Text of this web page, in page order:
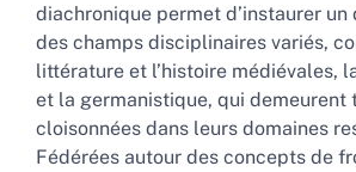
diachronique permet d’instaurer
des champs disciplinaires variés,
littérature et l’histoire médiévales,
et la germanistique, qui demeurent
cloisonnées dans leurs domaines
Fédérées autour des concepts de